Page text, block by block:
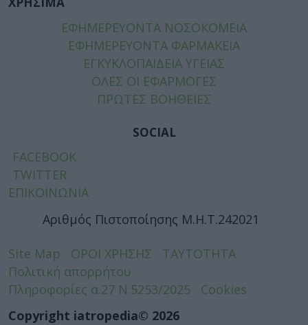
ΕΦΗΜΕΡΕΥΟΝΤΑ ΝΟΣΟΚΟΜΕΙΑ
ΕΦΗΜΕΡΕΥΟΝΤΑ ΦΑΡΜΑΚΕΙΑ
ΕΓΚΥΚΛΟΠΑΙΔΕΙΑ ΥΓΕΙΑΣ
ΟΛΕΣ ΟΙ ΕΦΑΡΜΟΓΕΣ
ΠΡΩΤΕΣ ΒΟΗΘΕΙΕΣ
SOCIAL
FACEBOOK
TWITTER
ΕΠΙΚΟΙΝΩΝΙΑ
Αριθμός Πιστοποίησης Μ.Η.Τ.242021
Site Map ΟΡΟΙ ΧΡΗΣΗΣ
ΤΑΥΤΟΤΗΤΑ
Πολιτική απορρήτου
Πληροφορίες α.27 Ν.5253/2025
Cookies
Copyright iatropedia© 2026